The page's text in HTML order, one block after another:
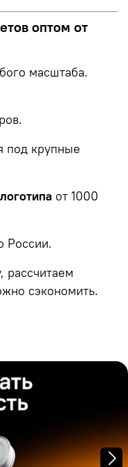
оптом от
масштаба.
под крупные
от 1000
России.
рассчитаем
сэкономить.